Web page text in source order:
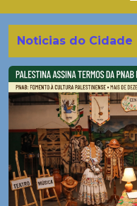
Noticias do Cidade